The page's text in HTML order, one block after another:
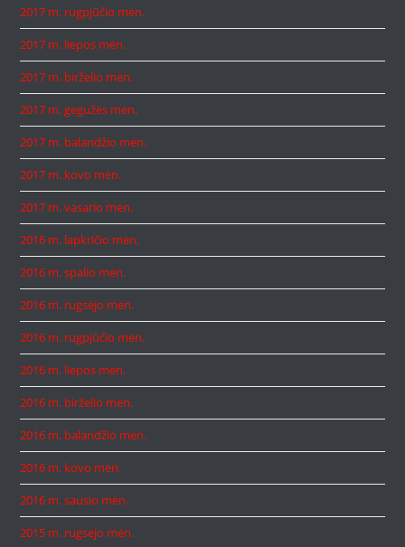
2017 m. rugpjūčio mėn.
2017 m. liepos mėn.
2017 m. birželio mėn.
2017 m. gegužės mėn.
2017 m. balandžio mėn.
2017 m. kovo mėn.
2017 m. vasario mėn.
2016 m. lapkričio mėn.
2016 m. spalio mėn.
2016 m. rugsėjo mėn.
2016 m. rugpjūčio mėn.
2016 m. liepos mėn.
2016 m. birželio mėn.
2016 m. balandžio mėn.
2016 m. kovo mėn.
2016 m. sausio mėn.
2015 m. rugsėjo mėn.